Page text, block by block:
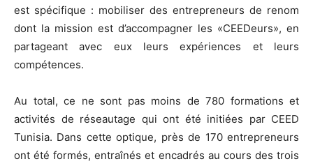
est spécifique : mobiliser des entrepreneurs de renom
dont la mission est d’accompagner les «CEEDeurs», en
partageant avec eux leurs expériences et leurs
compétences.
Au total, ce ne sont pas moins de 780 formations et
activités de réseautage qui ont été initiées par CEED
Tunisia. Dans cette optique, près de 170 entrepreneurs
ont été formés, entraînés et encadrés au cours des trois